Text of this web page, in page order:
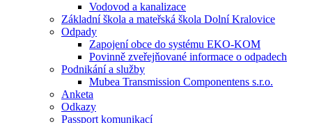
Vodovod a kanalizace
Základní škola a mateřská škola Dolní Kralovice
Odpady
Zapojení obce do systému EKO-KOM
Povinně zveřejňované informace o odpadech
Podnikání a služby
Mubea Transmission Componentens s.r.o.
Anketa
Odkazy
Passport komunikací